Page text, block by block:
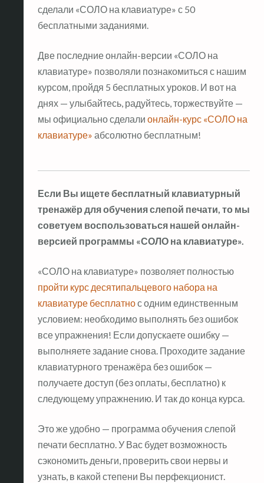
сделали «СОЛО на клавиатуре» с 50
бесплатными заданиями.
Две последние онлайн-версии «СОЛО на
клавиатуре» позволяли познакомиться с нашим
курсом, пройдя 5 бесплатных уроков. И вот на
днях — улыбайтесь, радуйтесь, торжествуйте —
мы официально сделали онлайн-курс «СОЛО на
клавиатуре» абсолютно бесплатным!
Если Вы ищете бесплатный клавиатурный
тренажёр для обучения слепой печати, то мы
советуем воспользоваться нашей онлайн-
версией программы «СОЛО на клавиатуре».
«СОЛО на клавиатуре» позволяет полностью
пройти курс десятипальцевого набора на
клавиатуре бесплатнос одним единственным
условием: необходимо выполнять без ошибок
все упражнения! Если допускаете ошибку —
выполняете задание снова. Проходите задание
клавиатурного тренажёра без ошибок —
получаете доступ (без оплаты, бесплатно) к
следующему упражнению. И так до конца курса.
Это же удобно — программа обучения слепой
печати бесплатно. У Вас будет возможность
сэкономить деньги, проверить свои нервы и
узнать, в какой степени Вы перфекционист.